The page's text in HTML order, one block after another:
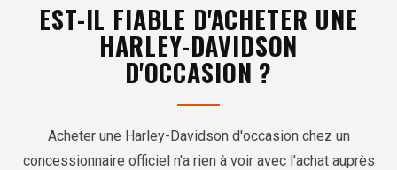
EST-IL FIABLE D'ACHETER UNE
HARLEY-DAVIDSON
D'OCCASION ?
Acheter une Harley-Davidson d'occasion chez un
concessionnaire officiel n'a rien à voir avec l'achat auprès